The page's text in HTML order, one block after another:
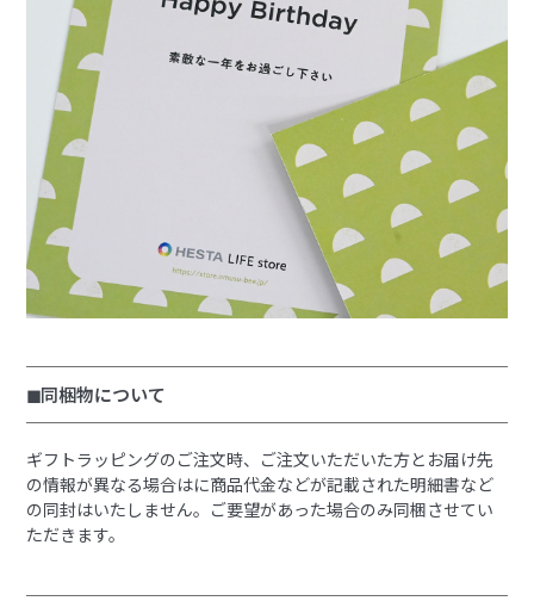
◼︎同梱物について
ギフトラッピングのご注文時、ご注文いただいた方とお届け先
の情報が異なる場合はに商品代金などが記載された明細書など
の同封はいたしません。ご要望があった場合のみ同梱させてい
ただきます。